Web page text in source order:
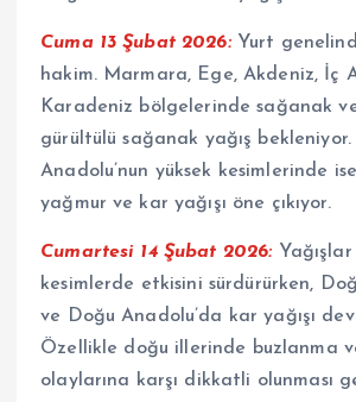
Cuma 13 Şubat 2026:Yurt
hakim. Marmara, Ege, Akdeniz, İç
Karadeniz bölgelerinde sağanak
gürültülü sağanak yağış
Anadolu’nun yüksek kesimlerinde
yağmur ve kar yağışı öne çıkıyor.
Cumartesi 14 Şubat 2026:
kesimlerde etkisini sürdürürken,
ve Doğu Anadolu’da kar yağışı
Özellikle doğu illerinde buzlanma
olaylarına karşı dikkatli olunması